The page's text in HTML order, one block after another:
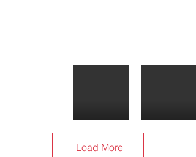
Load More